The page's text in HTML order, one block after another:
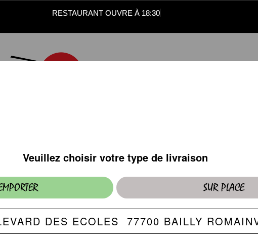
RESTAURANT OUVRE À 18:30
CHIRASHI
vinaigré nappé de tranches de poisson)